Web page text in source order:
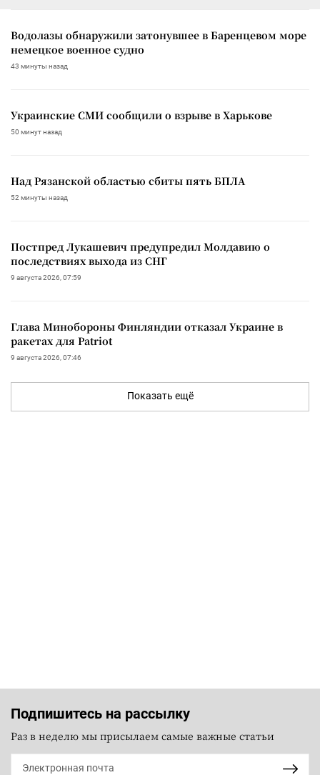
Водолазы обнаружили затонувшее в Баренцевом море
немецкое военное судно
43 минуты назад
Украинские СМИ сообщили о взрыве в Харькове
50 минут назад
Над Рязанской областью сбиты пять БПЛА
52 минуты назад
Постпред Лукашевич предупредил Молдавию о
последствиях выхода из СНГ
9 августа 2026, 07:59
Глава Минобороны Финляндии отказал Украине в
ракетах для Patriot
9 августа 2026, 07:46
Показать ещё
Подпишитесь на рассылку
Раз в неделю мы присылаем самые важные статьи